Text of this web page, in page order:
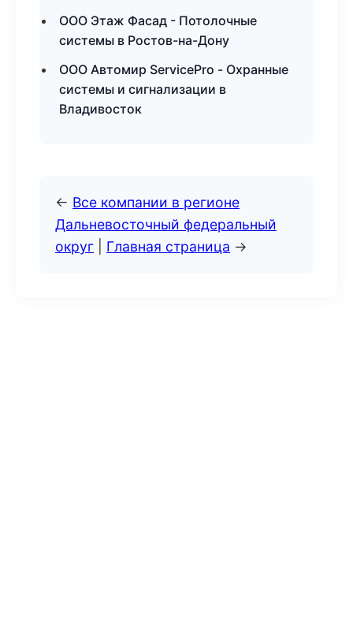
ООО Этаж Фасад - Потолочные
системы в Ростов-на-Дону
ООО Автомир ServicePro - Охранные
системы и сигнализации в
Владивосток
← Все компании в регионе
Дальневосточный федеральный
округ
Главная страница →